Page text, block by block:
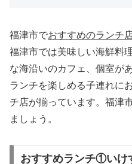
福津市でおすすめのランチ
福津市では美味しい海鮮料
な海沿いのカフェ、個室が
ランチを楽しめる子連れに
チ店が揃っています。福津
ましょう。
おすすめランチ①いけ